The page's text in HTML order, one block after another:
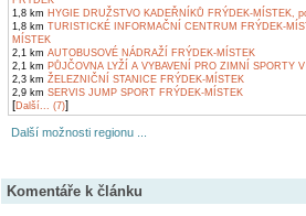
1,8 km HYGIE DRUŽSTVO KADEŘNÍKŮ FRÝDEK-MÍSTEK,
1,8 km TURISTICKÉ INFORMAČNÍ CENTRUM FRÝDEK-
MÍSTEK
2,1 km AUTOBUSOVÉ NÁDRAŽÍ FRÝDEK-MÍSTEK
2,1 km PŮJČOVNA LYŽÍ A VYBAVENÍ PRO ZIMNÍ SPORTY
2,3 km ŽELEZNIČNÍ STANICE FRÝDEK-MÍSTEK
2,9 km SERVIS JUMP SPORT FRÝDEK-MÍSTEK
[Další... (7)]
Další možnosti regionu ...
Komentáře k článku